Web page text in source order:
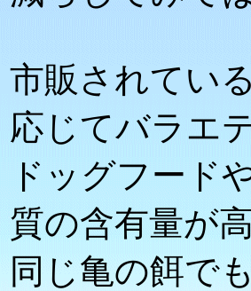
市販されてい
応じてバラエ
ドッグフード
質の含有量が
同じ亀の餌で